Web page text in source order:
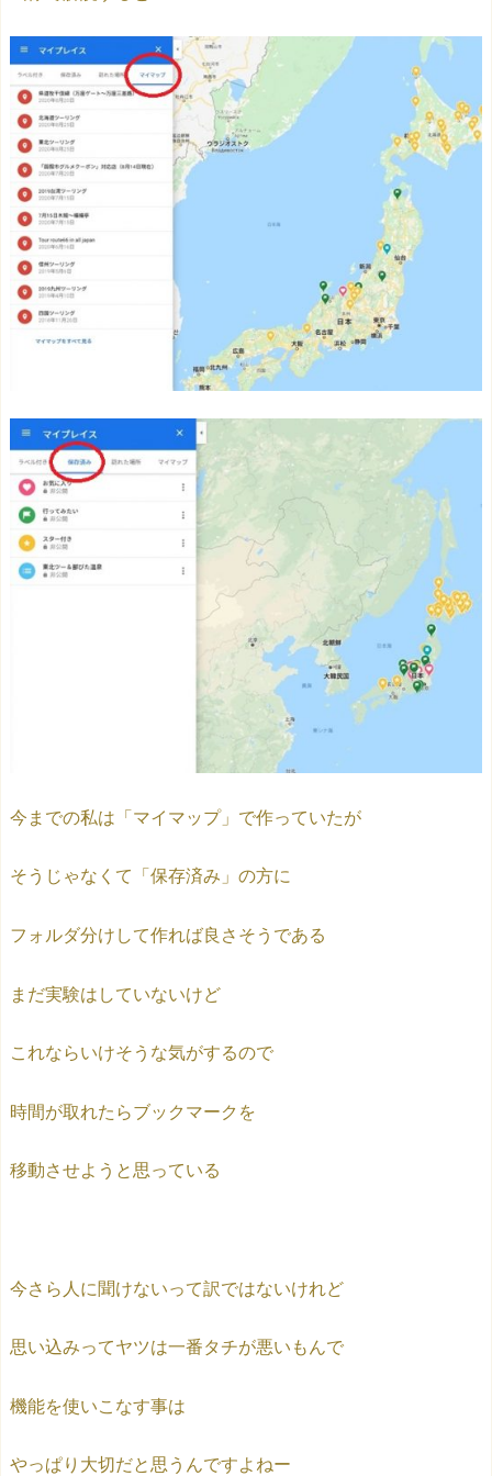
今までの私は「マイマップ」で作っていたが
そうじゃなくて「保存済み」の方に
フォルダ分けして作れば良さそうである
まだ実験はしていないけど
これならいけそうな気がするので
時間が取れたらブックマークを
移動させようと思っている
今さら人に聞けないって訳ではないけれど
思い込みってヤツは一番タチが悪いもんで
機能を使いこなす事は
やっぱり大切だと思うんですよねー